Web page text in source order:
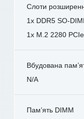
Слоти
1x DDR5 SO-
1x M.2 2280
Вбудована
N/A
Пам’ять DIMM